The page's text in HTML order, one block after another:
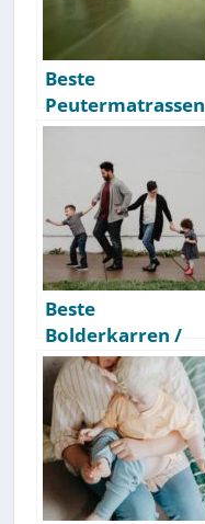
Beste
Peutermatrassen
: Onze
Aanbevelingen
[Getest] [2026]
Beste
Bolderkarren /
Bolderwagens:
Onze
Aanbevelingen
[Getest] [2026]